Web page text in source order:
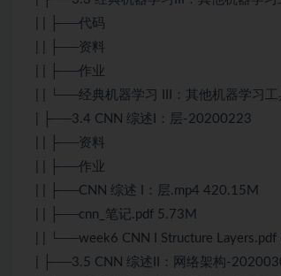
| | ├──代码
| | ├──资料
| | ├──作业
| | └──经典机器学习 III：其他机器学习
| ├──3.4 CNN 综述I：层-20200223
| | ├──资料
| | ├──作业
| | ├──CNN 综述 I：层.mp4 420.15M
| | ├──cnn_笔记.pdf 5.73M
| | └──week6 CNN I Structure Layers.pdf
| ├──3.5 CNN 综述II：网络架构-